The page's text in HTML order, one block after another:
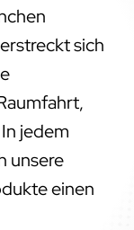
sich
jedem
unsere
einen